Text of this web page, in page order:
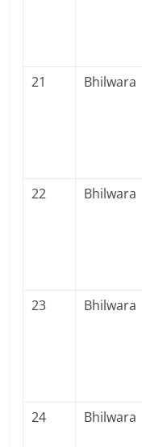
21 Bhilwara
22 Bhilwara
23 Bhilwara
24 Bhilwara